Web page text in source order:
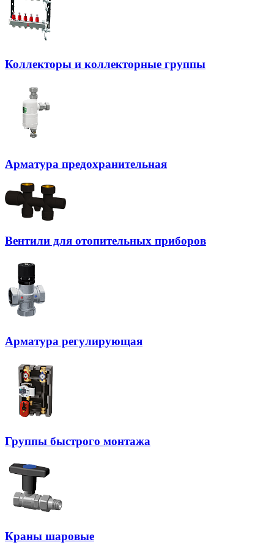
Коллекторы и коллекторные группы
Арматура предохранительная
Вентили для отопительных приборов
Арматура регулирующая
Группы быстрого монтажа
Краны шаровые